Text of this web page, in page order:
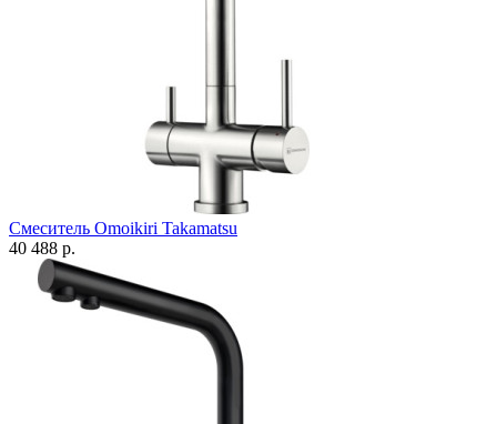
Смеситель Omoikiri Takamatsu
40 488 р.